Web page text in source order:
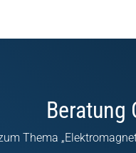
Beratung
Thema